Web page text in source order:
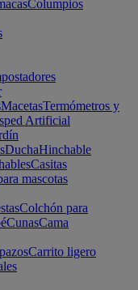
Columpios
MacetasTermómetros y
Artificial
DuchaHinchable
Casitas
mascotas
Colchón para
CunasCama
Carrito ligero